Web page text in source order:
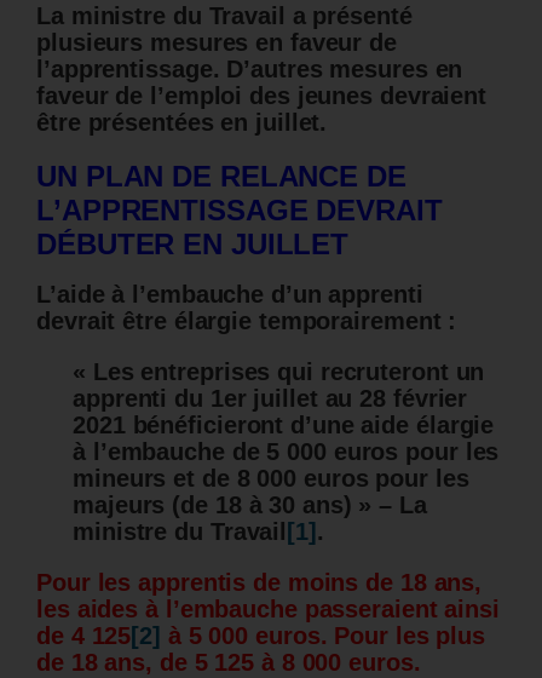
La ministre du Travail a présenté
plusieurs mesures en faveur de
l’apprentissage. D’autres mesures en
faveur de l’emploi des jeunes devraient
être présentées en juillet.
UN PLAN DE RELANCE DE
L’APPRENTISSAGE DEVRAIT
DÉBUTER EN JUILLET
L’aide à l’embauche d’un apprenti
devrait être élargie temporairement :
« Les entreprises qui recruteront un
apprenti du 1er juillet au 28 février
2021 bénéficieront d’une aide élargie
à l’embauche de 5 000 euros pour les
mineurs et de 8 000 euros pour les
majeurs (de 18 à 30 ans) » – La
ministre du Travail [1] .
Pour les apprentis de moins de 18 ans,
les aides à l’embauche passeraient ainsi
de 4 125[2] à 5 000 euros. Pour les plus
de 18 ans, de 5 125 à 8 000 euros.